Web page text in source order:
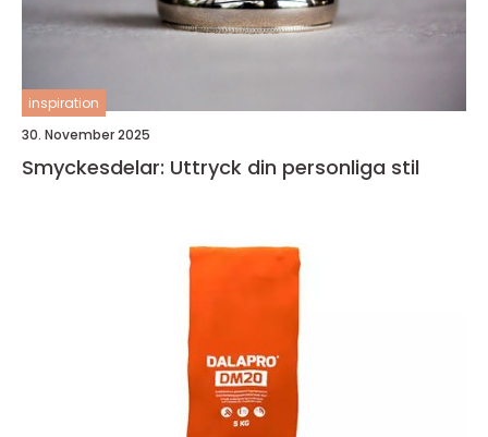
inspiration
30. November 2025
Smyckesdelar: Uttryck din personliga stil